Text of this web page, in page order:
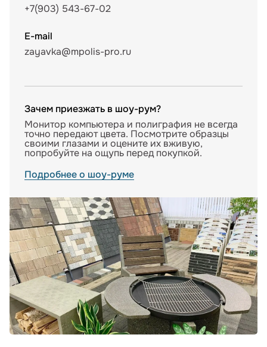
+7(903) 543-67-02
E-mail
zayavka@mpolis-pro.ru
Зачем приезжать в шоу-рум?
Монитор компьютера и полиграфия не всегда
точно передают цвета. Посмотрите образцы
своими глазами и оцените их вживую,
попробуйте на ощупь перед покупкой.
Подробнее о шоу-руме